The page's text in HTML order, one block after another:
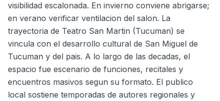
visibilidad escalonada. En invierno conviene abrigarse;
en verano verificar ventilacion del salon. La
trayectoria de Teatro San Martin (Tucuman) se
vincula con el desarrollo cultural de San Miguel de
Tucuman y del pais. A lo largo de las decadas, el
espacio fue escenario de funciones, recitales y
encuentros masivos segun su formato. El publico
local sostiene temporadas de autores regionales y